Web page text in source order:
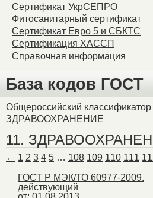
Сертификат УкрСЕПРО
Фитосанитарный сертификат
Сертификат Евро 5 и СБКТС
Сертификация ХАССП
Справочная информация
База кодов ГОСТ
Общероссийский классификатор
ЗДРАВООХРАНЕНИЕ
11.
← 1 2 3 4 5 … 108 109 110 111
ГОСТ Р МЭК/ТО 60977-2009.
действующий